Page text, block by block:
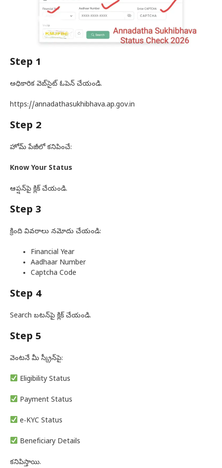
Step 1
అధికారిక వెబ్‌సైట్ ఓపెన్ చేయండి.
https://annadathasukhibhava.ap.gov.in
Step 2
హోమ్ పేజీలో కనిపించే:
Know Your Status
ఆప్షన్‌పై క్లిక్ చేయండి.
Step 3
క్రింది వివరాలు నమోదు చేయండి:
Financial Year
Aadhaar Number
Captcha Code
Step 4
Search బటన్‌పై క్లిక్ చేయండి.
Step 5
వెంటనే మీ స్క్రీన్‌పై:
Eligibility Status
Payment Status
e-KYC Status
Beneficiary Details
కనిపిస్తాయి.